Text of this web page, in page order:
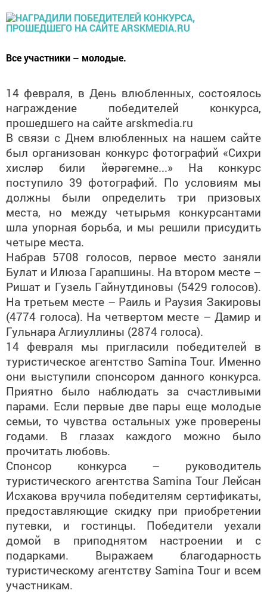
Все участники – молодые.
14 февраля, в День влюбленных, состоялось
награждение победителей конкурса,
прошедшего на сайте arskmedia.ru
В связи с Днем влюбленных на нашем сайте
был организован конкурс фотографий «Сихри
хисләр били йөрәгемне...» На конкурс
поступило 39 фотографий. По условиям мы
должны были определить три призовых
места, но между четырьмя конкурсантами
шла упорная борьба, и мы решили присудить
четыре места.
Набрав 5708 голосов, первое место заняли
Булат и Илюза Гарапшины. На втором месте –
Ришат и Гузель Гайнутдиновы (5429 голосов).
На третьем месте – Раиль и Раузия Закировы
(4774 голоса). На четвертом месте – Дамир и
Гульнара Аглиуллины (2874 голоса).
14 февраля мы пригласили победителей в
туристическое агентство Samina Tour. Именно
они выступили спонсором данного конкурса.
Приятно было наблюдать за счастливыми
парами. Если первые две пары еще молодые
семьи, то чувства остальных уже проверены
годами. В глазах каждого можно было
прочитать любовь.
Спонсор конкурса – руководитель
туристического агентства Samina Tour Лейсан
Исхакова вручила победителям сертификаты,
предоставляющие скидку при приобретении
путевки, и гостинцы. Победители уехали
домой в приподнятом настроении и с
подарками. Выражаем благодарность
туристическому агентству Samina Tour и всем
участникам.